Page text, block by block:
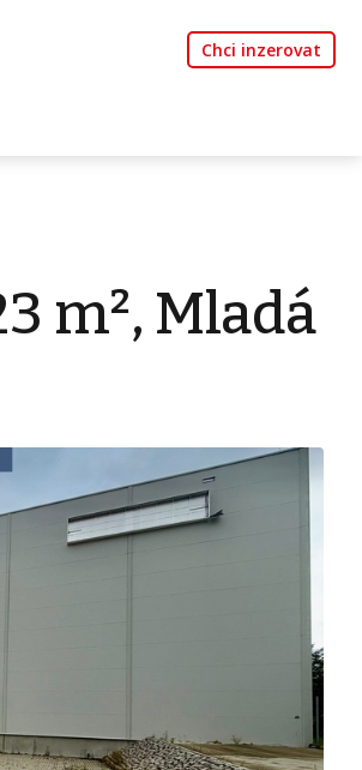
Chci inzerovat
m², Mladá